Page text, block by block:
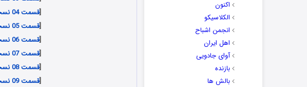
اکنون
الکلاسیکو
انجمن اشباح
اهل ایران
آوای جادویی
بازنده
بالش ها
[قسمت 04 نسخه HQ
[قسمت 05 نسخه HQ
[قسمت 06 نسخه HQ
[قسمت 07 نسخه HQ
[قسمت 08 نسخه HQ
[قسمت 09 نسخه HQ